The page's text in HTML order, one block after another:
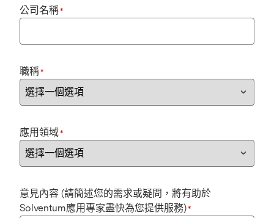
公司名稱*
職稱*
應用領域*
意見內容 (請簡述您的需求或疑問，將有助於
Solventum應用專家盡快為您提供服務)*